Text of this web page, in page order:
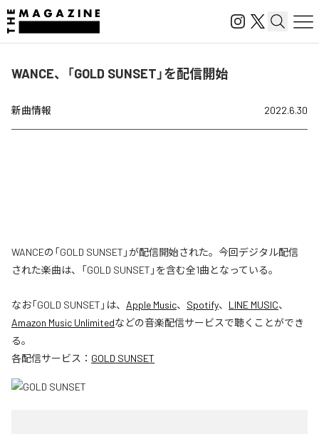
WANCE、「GOLD SUNSET」を配信開始
新曲情報 2022.6.30
WANCEの「GOLD SUNSET」が配信開始された。今回デジタル配信
された楽曲は、「GOLD SUNSET」を含む全1曲となっている。
なお「GOLD SUNSET 」は、 Apple Music、 Spotify、 LINE MUSIC、
Amazon Music Unlimitedなどの音楽配信サービスで聴くことができ
る。
各配信サービス： GOLD SUNSET